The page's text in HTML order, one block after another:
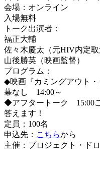
会場：オンライン
入場無料
トーク出演者：
福正大輔
佐々木慶太（元HIV内定取
山後勝英（映画監督）
プログラム：
◆映画『カミングアウト
幕なし 14:00～
◆アフタートーク 15:00
答えます！
定員：100名
申込先： こちらから
主催：プロジェクト・ド